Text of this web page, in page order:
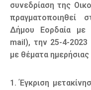
συνεδρίαση της
πραγματοποιηθεί
Δήμου Εορδαία με
mail), την 25-4-2023
με θέματα
1. Έγκριση